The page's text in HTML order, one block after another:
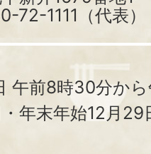
72-1111（代表）
午前8時30分か
年末年始12月